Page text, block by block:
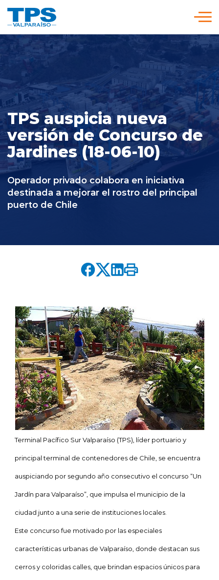
Somos TPS
Nuestra Visión Estratégica
Servicios y Tarifas
Políticas y Procedimientos
Prensa
TPS auspicia nueva
versión de Concurso de
Jardines (18-06-10)
Operador privado colabora en iniciativa
destinada a mejorar el rostro del principal
puerto de Chile
Terminal Pacífico Sur Valparaíso (TPS), líder portuario y
principal terminal de contenedores de Chile, se encuentra
auspiciando por segundo año consecutivo el concurso “Un
Jardín para Valparaíso”, que impulsa el municipio de la
ciudad junto a una serie de instituciones locales.
Este concurso fue motivado por las especiales
características urbanas de Valparaíso, donde destacan sus
cerros y coloridas calles, que brindan espacios únicos para